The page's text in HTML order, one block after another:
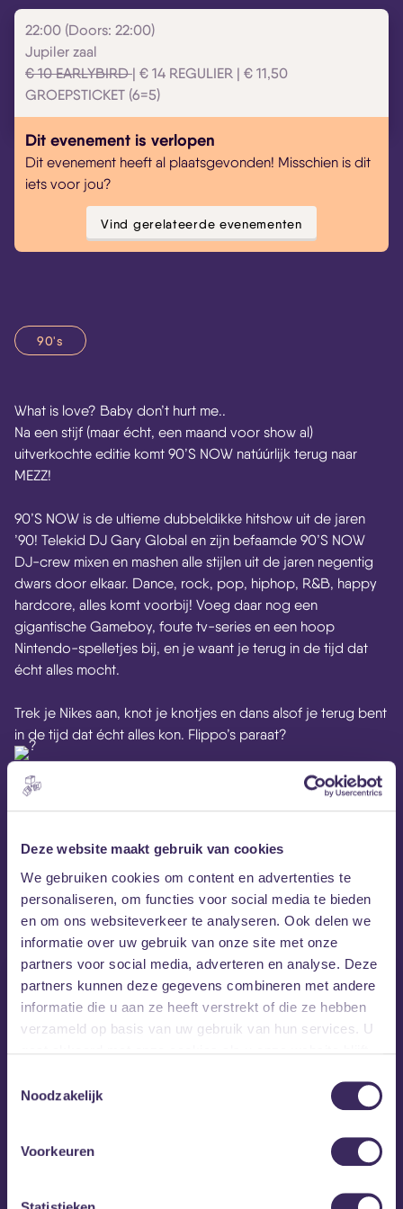
Deze website maakt gebruik van cookies
We gebruiken cookies om content en advertenties te
personaliseren, om functies voor social media te bieden
en om ons websiteverkeer te analyseren. Ook delen we
informatie over uw gebruik van onze site met onze
partners voor social media, adverteren en analyse. Deze
partners kunnen deze gegevens combineren met andere
informatie die u aan ze heeft verstrekt of die ze hebben
verzameld op basis van uw gebruik van hun services. U
Noodzakelijk
Voorkeuren
22:00 (Doors: 22:00)
Jupiler zaal
€ 10 EARLYBIRD| € 14 REGULIER | € 11,50
GROEPSTICKET (6=5)
Dit evenement is verlopen
Dit evenement heeft al plaatsgevonden! Misschien is dit
iets voor jou?
Vind gerelateerde evenementen
90's
What is love? Baby don’t hurt me..
Na een stijf (maar écht, een maand voor show al)
uitverkochte editie komt 90’S NOW natúúrlijk terug naar
MEZZ!
90’S NOW is de ultieme dubbeldikke hitshow uit de jaren
’90! Telekid DJ Gary Global en zijn befaamde 90’S NOW
DJ-crew mixen en mashen alle stijlen uit de jaren negentig
dwars door elkaar. Dance, rock, pop, hiphop, R&B, happy
hardcore, alles komt voorbij! Voeg daar nog een
gigantische Gameboy, foute tv-series en een hoop
Nintendo-spelletjes bij, en je waant je terug in de tijd dat
écht alles mocht.
Trek je Nikes aan, knot je knotjes en dans alsof je terug bent
in de tijd dat écht alles kon. Flippo’s paraat?
MEZZ tipt